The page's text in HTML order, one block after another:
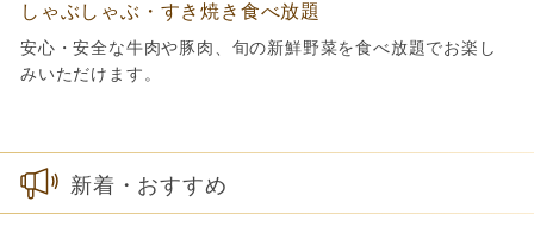
しゃぶしゃぶ・すき焼き食べ放題
安心・安全な牛肉や豚肉、旬の新鮮野菜を食べ放題でお楽し
みいただけます。
新着・おすすめ